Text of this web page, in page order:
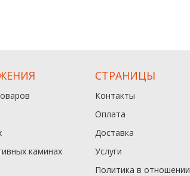
каминах
СТРАНИЦЫ
Контакты
Оплата
Доставка
Услуги
Политика в отношении